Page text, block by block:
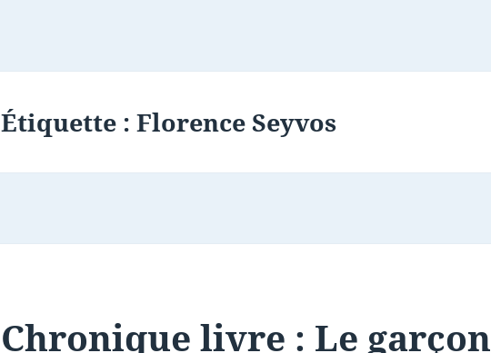
Étiquette :Florence Seyvos
Chronique livre : Le garçon